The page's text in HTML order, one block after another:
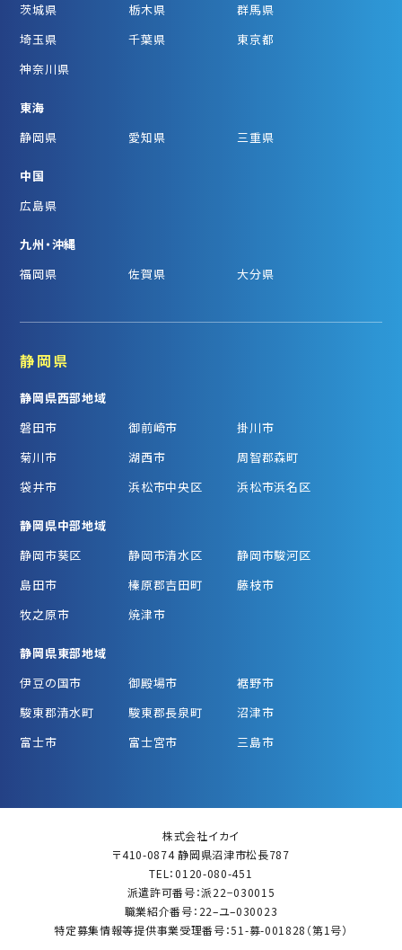
茨城県
栃木県
群馬県
埼玉県
千葉県
東京都
神奈川県
東海
静岡県
愛知県 三重県
中国
広島県
九州・沖縄
福岡県
佐賀県 大分県
静岡県
静岡県西部地域
磐田市
御前崎市
掛川市
菊川市
湖西市
周智郡森町
袋井市
浜松市中央区 浜松市浜名区
静岡県中部地域
静岡市葵区
静岡市清水区
静岡市駿河区
島田市
榛原郡吉田町
藤枝市
牧之原市
焼津市
静岡県東部地域
伊豆の国市
御殿場市
裾野市
駿東郡清水町
駿東郡長泉町
沼津市
富士市
富士宮市 三島市
株式会社イカイ
〒410-0874 静岡県沼津市松長787
TEL：0120-080-451
派遣許可番号：派22−030015
職業紹介番号：22–ユ–030023
特定募集情報等提供事業受理番号：51-募-001828（第1号）